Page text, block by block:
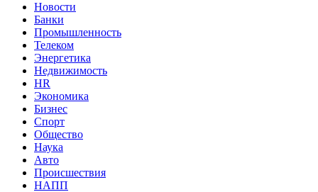
Новости
Банки
Промышленность
Телеком
Энергетика
Недвижимость
HR
Экономика
Бизнес
Спорт
Общество
Наука
Авто
Происшествия
НАПП